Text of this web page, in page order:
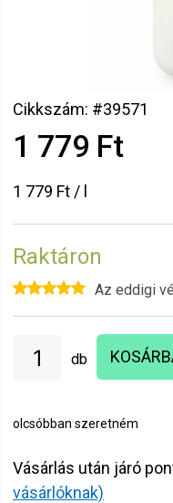
Cikkszám: #39571
1 779 Ft
1 779 Ft / l
Raktáron
Az eddigi
db
olcsóbban szeretném
Vásárlás után járó
vásárlóknak)